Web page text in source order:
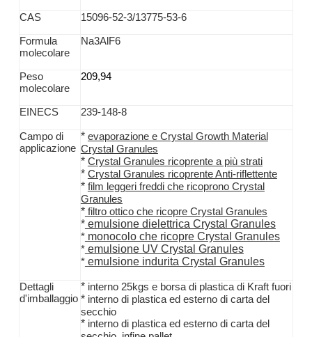
CAS 15096-52-3/13775-53-6
Formula
molecolare
Na3AlF6
Peso
molecolare
209,94
EINECS 239-148-8
Campo di
applicazione
* evaporazione e Crystal Growth Material
Crystal Granules
* Crystal Granules ricoprente a più strati
* Crystal Granules ricoprente Anti-riflettente
* film leggeri freddi che ricoprono Crystal
Granules
*filtro ottico che ricopre Crystal Granules
*emulsione dielettrica Crystal Granules
*monocolo che ricopre Crystal Granules
*emulsione UV Crystal Granules
*emulsione indurita Crystal Granules
Dettagli
d'imballaggio
*interno 25kgs e borsa di plastica di Kraft fuori
*interno di plastica ed esterno di carta del
secchio
*interno di plastica ed esterno di carta del